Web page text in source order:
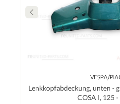
VESPA/
Lenkkopfabdeckung, unten -
COSA I, 125